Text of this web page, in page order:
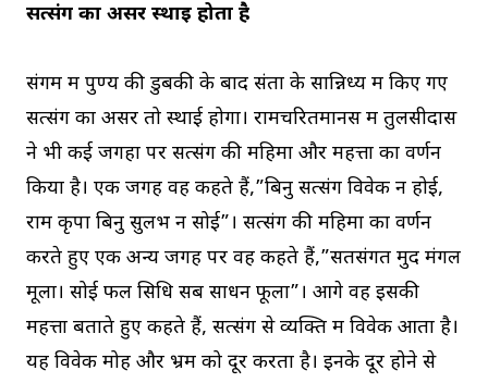
सत्संग का असर स्थाई होता है
संगम में पुण्य की डुबकी के बाद संतों के सान्निध्य में किए गए
सत्संग का असर तो स्थाई होगा। रामचरितमानस में तुलसीदास
ने भी कई जगहों पर सत्संग की महिमा और महत्ता का वर्णन
किया है। एक जगह वह कहते हैं,”बिनु सत्संग विवेक न होई,
राम कृपा बिनु सुलभ न सोई”। सत्संग की महिमा का वर्णन
करते हुए एक अन्य जगह पर वह कहते हैं,”सतसंगत मुद मंगल
मूला। सोई फल सिधि सब साधन फूला”। आगे वह इसकी
महत्ता बताते हुए कहते हैं, सत्संग से व्यक्ति में विवेक आता है।
यह विवेक मोह और भ्रम को दूर करता है। इनके दूर होने से